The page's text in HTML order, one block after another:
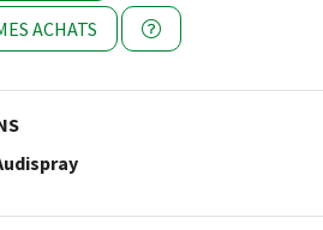
ACHATS